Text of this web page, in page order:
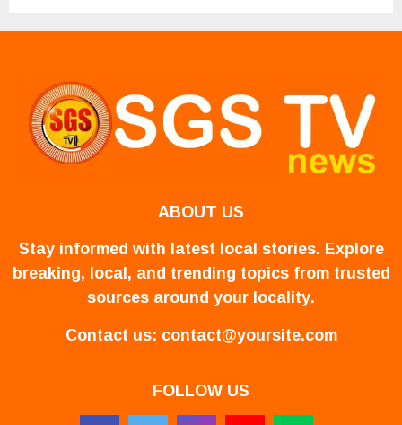
ABOUT US
Stay informed with latest local stories. Explore
breaking, local, and trending topics from trusted
sources around your locality.
Contact us: contact@yoursite.com
FOLLOW US